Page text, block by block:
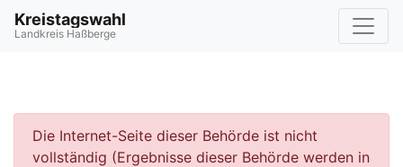
Kreistagswahl
Landkreis Haßberge
Die Internet-Seite dieser Behörde ist nicht
vollständig (Ergebnisse dieser Behörde werden in